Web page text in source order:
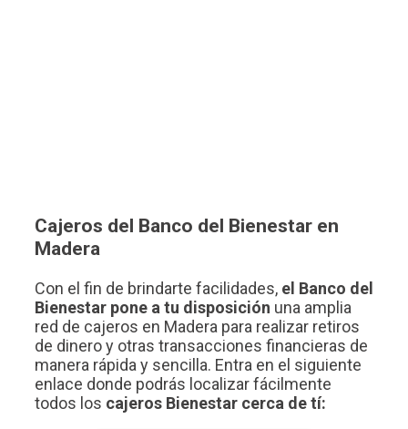
Cajeros del Banco del Bienestar en
Madera
Con el fin de brindarte facilidades, el Banco del
Bienestar pone a tu disposición una amplia
red de cajeros en Madera para realizar retiros
de dinero y otras transacciones financieras de
manera rápida y sencilla. Entra en el siguiente
enlace donde podrás localizar fácilmente
todos los cajeros Bienestar cerca de tí: